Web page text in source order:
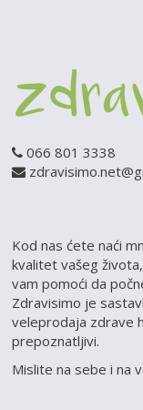
066 801 3338
Kod nas ćete naći
kvalitet vašeg
vam pomoći da
Zdravisimo je
veleprodaja zdrave
prepoznatljivi.
Mislite na sebe i na